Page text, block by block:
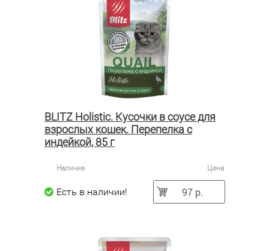
BLITZ Holistic. Кусочки в соусе для
взрослых кошек. Перепелка с
индейкой, 85 г
Наличие Цена
Есть в наличии! 97 р.